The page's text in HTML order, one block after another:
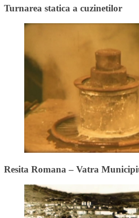
Turnarea statica a cuzinetilor
Resita Romana – Vatra